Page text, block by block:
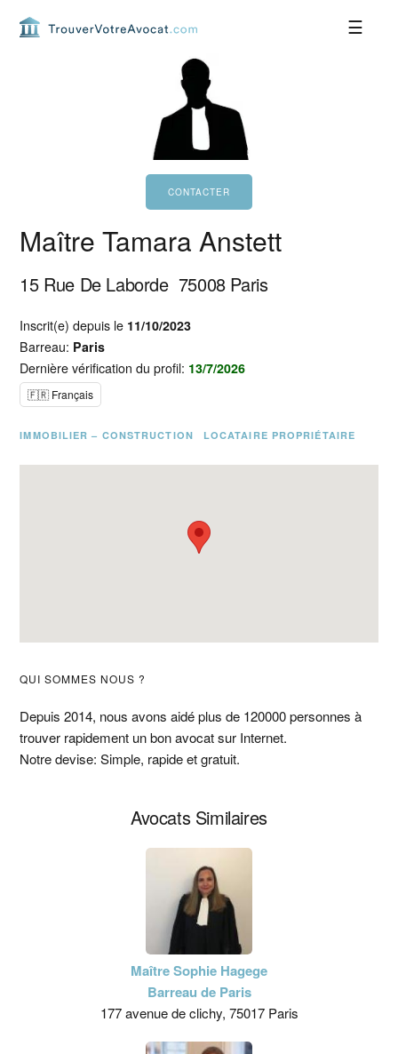
Maître Tamara Anstett
15 Rue De Laborde 75008 Paris
Inscrit(e) depuis le 11/10/2023
Barreau: Paris
Dernière vérification du profil: 13/7/2026
🇫🇷 Français
IMMOBILIER – CONSTRUCTION LOCATAIRE PROPRIÉTAIRE
Barre
latérale
principale
QUI SOMMES NOUS ?
Depuis 2014, nous avons aidé plus de 120000 personnes à
trouver rapidement un bon avocat sur Internet.
Notre devise: Simple, rapide et gratuit.
Avocats Similaires
Maître Sophie Hagege
Barreau de Paris
177 avenue de clichy, 75017 Paris